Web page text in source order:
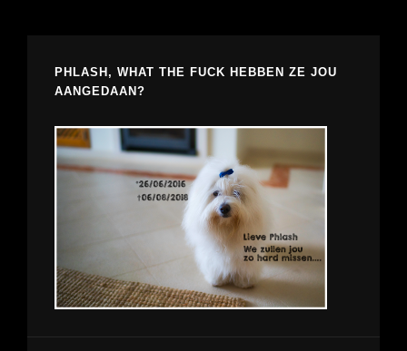
PHLASH, WHAT THE FUCK HEBBEN ZE JOU
AANGEDAAN?